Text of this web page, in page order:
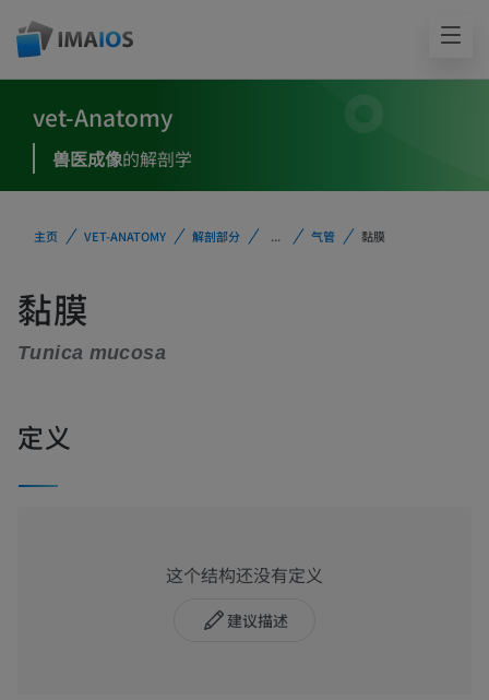
vet-Anatomy
兽医成像的解剖学
主页 VET-ANATOMY 解剖部分 ... 气管 黏膜
黏膜
Tunica mucosa
定义
这个结构还没有定义
建议描述